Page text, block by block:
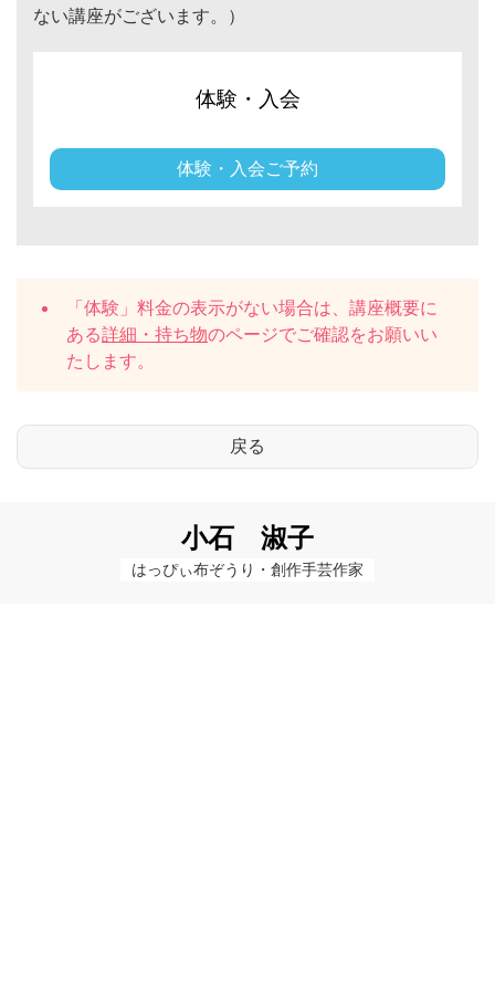
ない講座がございます。）
体験・入会
体験・入会ご予約
「体験」料金の表示がない場合は、講座概要に
ある詳細・持ち物のページでご確認をお願いい
たします。
小石 淑子
はっぴぃ布ぞうり・創作手芸作家